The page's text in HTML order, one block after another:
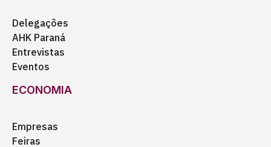
Delegações
AHK Paraná
Entrevistas
Eventos
ECONOMIA
Empresas
Feiras